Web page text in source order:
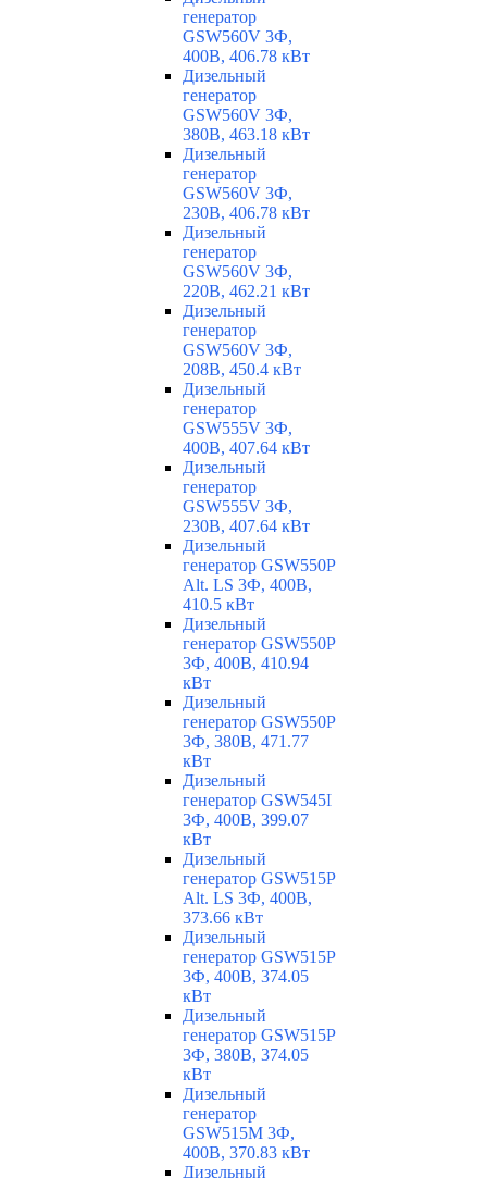
генератор
GSW560V 3Ф,
400В, 406.78 кВт
Дизельный
генератор
GSW560V 3Ф,
380В, 463.18 кВт
Дизельный
генератор
GSW560V 3Ф,
230В, 406.78 кВт
Дизельный
генератор
GSW560V 3Ф,
220В, 462.21 кВт
Дизельный
генератор
GSW560V 3Ф,
208В, 450.4 кВт
Дизельный
генератор
GSW555V 3Ф,
400В, 407.64 кВт
Дизельный
генератор
GSW555V 3Ф,
230В, 407.64 кВт
Дизельный
генератор GSW550P
Alt. LS 3Ф, 400В,
410.5 кВт
Дизельный
генератор GSW550P
3Ф, 400В, 410.94
кВт
Дизельный
генератор GSW550P
3Ф, 380В, 471.77
кВт
Дизельный
генератор GSW545I
3Ф, 400В, 399.07
кВт
Дизельный
генератор GSW515P
Alt. LS 3Ф, 400В,
373.66 кВт
Дизельный
генератор GSW515P
3Ф, 400В, 374.05
кВт
Дизельный
генератор GSW515P
3Ф, 380В, 374.05
кВт
Дизельный
генератор
GSW515M 3Ф,
400В, 370.83 кВт
Дизельный